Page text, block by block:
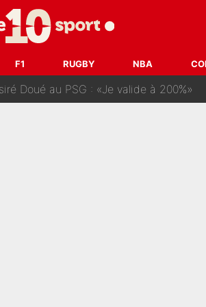
F1 RUGBY NBA
L'EQUIPE du Soir : Il refuse de faire
maman» : En couple avec Antoine Dupont, Iris
Doué au PSG : «Je valide à 200%»